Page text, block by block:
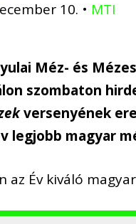
10. • MTI
Méz- és
szombaton
versenyének
legjobb magyar
az Év kiváló